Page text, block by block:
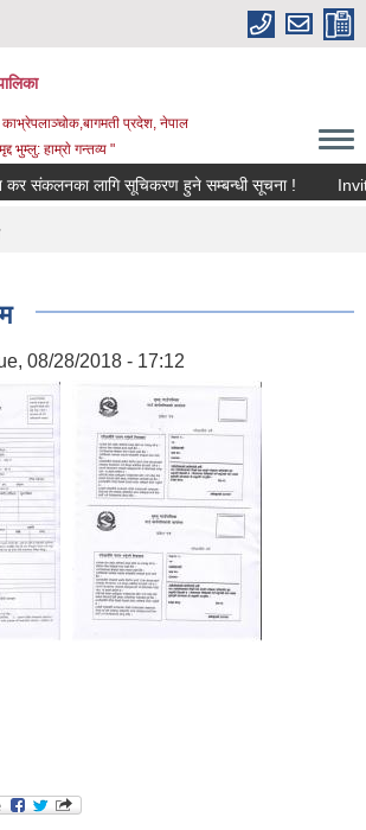
प्रदेश, नेपाल
भुम्लु: हाम्राे गन्तव्य "
कर संकलनका लागि सूचिकरण हुने सम्बन्धी सूचना !
08/28/2018 - 17:12